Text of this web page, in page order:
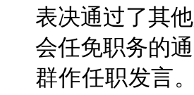
表决通过了其
会任免职务的
群作任职发言